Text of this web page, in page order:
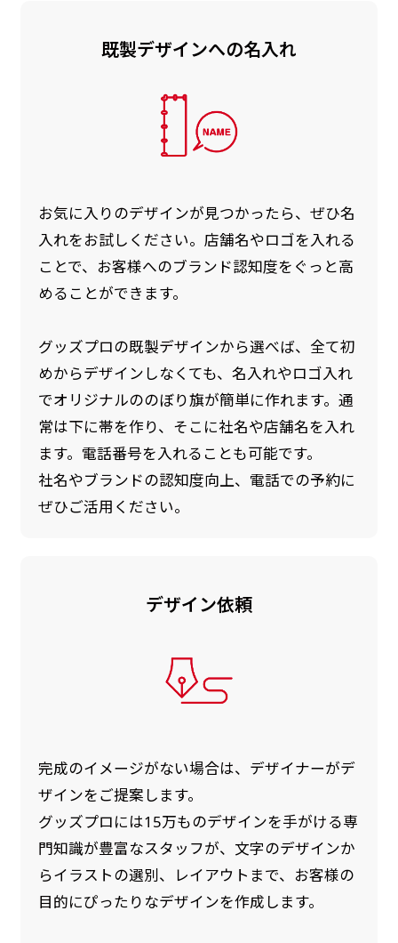
既製デザインへの名入れ
お気に入りのデザインが見つかったら、ぜひ名
入れをお試しください。店舗名やロゴを入れる
ことで、お客様へのブランド認知度をぐっと高
めることができます。
グッズプロの既製デザインから選べば、全て初
めからデザインしなくても、名入れやロゴ入れ
でオリジナルののぼり旗が簡単に作れます。通
常は下に帯を作り、そこに社名や店舗名を入れ
ます。電話番号を入れることも可能です。
社名やブランドの認知度向上、電話での予約に
ぜひご活用ください。
デザイン依頼
完成のイメージがない場合は、デザイナーがデ
ザインをご提案します。
グッズプロには15万ものデザインを手がける専
門知識が豊富なスタッフが、文字のデザインか
らイラストの選別、レイアウトまで、お客様の
目的にぴったりなデザインを作成します。
お急ぎ［ +330円 ］
お急ぎは翌営業日発送（基本12時締め切り)枚数
によって対応できない場合、ギリギリでも対応
できる場合もあります。防炎加工、トロピカル